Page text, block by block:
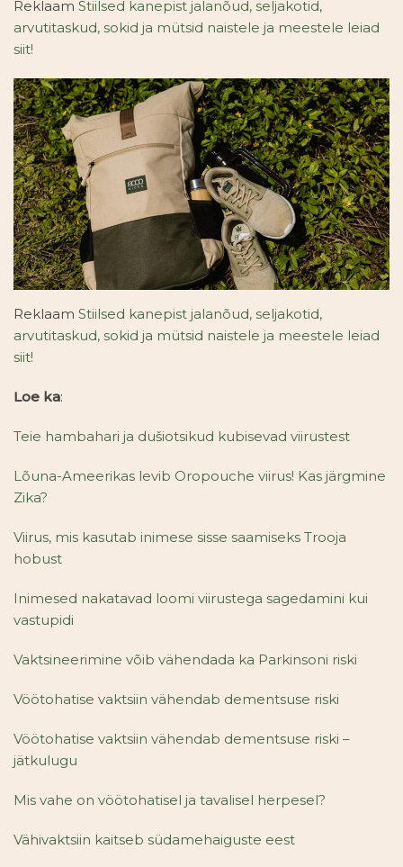
Reklaam Stiilsed kanepist jalanõud, seljakotid,
arvutitaskud, sokid ja mütsid naistele ja meestele leiad
siit!
Reklaam Stiilsed kanepist jalanõud, seljakotid,
arvutitaskud, sokid ja mütsid naistele ja meestele leiad
siit!
Loe ka:
Teie hambahari ja dušiotsikud kubisevad viirustest
Lõuna-Ameerikas levib Oropouche viirus! Kas järgmine
Zika?
Viirus, mis kasutab inimese sisse saamiseks Trooja
hobust
Inimesed nakatavad loomi viirustega sagedamini kui
vastupidi
Vaktsineerimine võib vähendada ka Parkinsoni riski
Vöötohatise vaktsiin vähendab dementsuse riski
Vöötohatise vaktsiin vähendab dementsuse riski –
jätkulugu
Mis vahe on vöötohatisel ja tavalisel herpesel?
Vähivaktsiin kaitseb südamehaiguste eest